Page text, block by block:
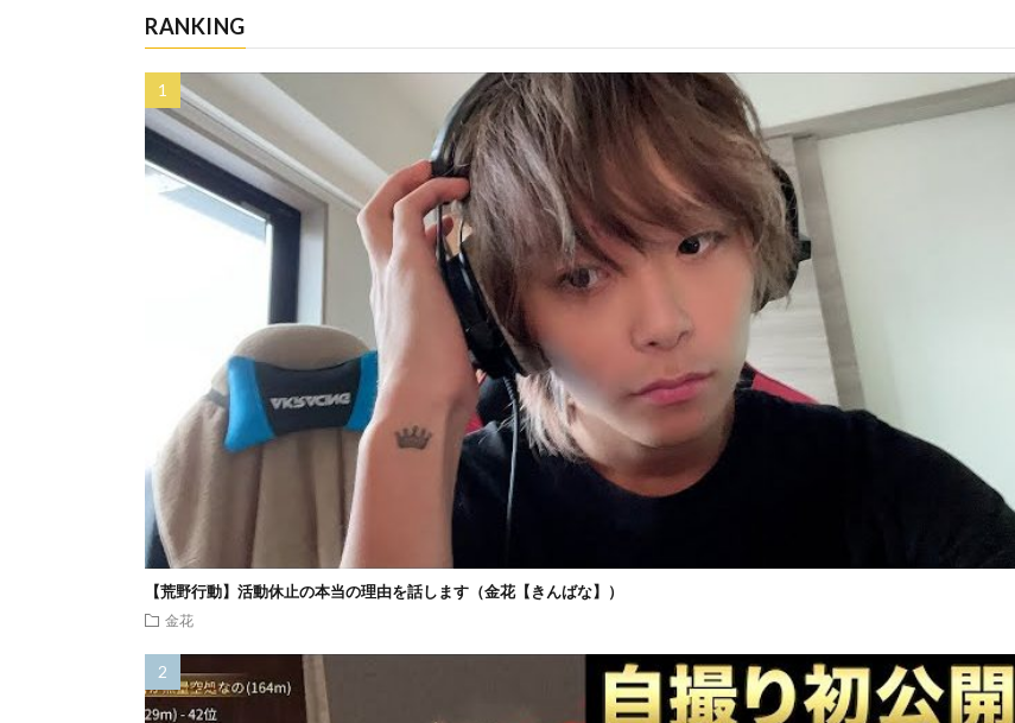
RANKING
【荒野行動】活動休止の本当の理由を話します（金花【きんばな】）
金花